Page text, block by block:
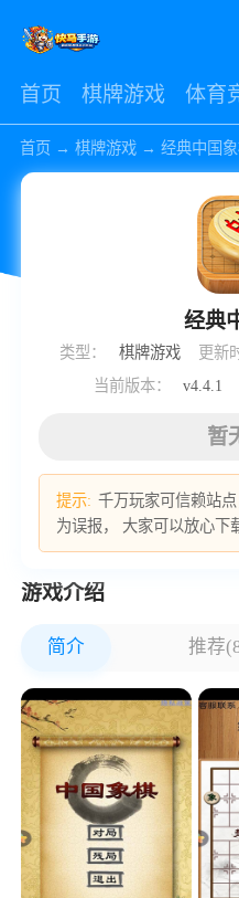
首页 棋牌游戏 体育
首页 → 棋牌游戏→ 经典中国
经典
类型： 棋牌游戏 更新
当前版本：
v4.4.1
暂
提示: 千万玩家可信赖站
为误报， 大家可以放心下
游戏介绍
简介 推荐